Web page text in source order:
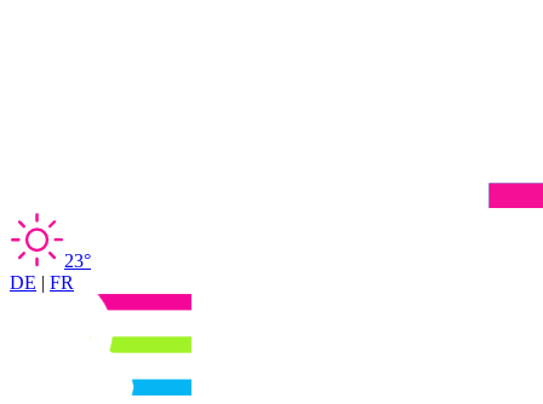
23°
DE | FR